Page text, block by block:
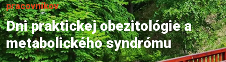
pracovníkov
Dni praktickej obezitológie a
metabolického syndrómu